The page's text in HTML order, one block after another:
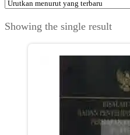
Showing the single result